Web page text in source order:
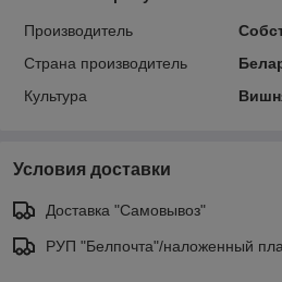
Производитель
Страна производитель
Культура
Условия доставки
Доставка "Самовывоз"
РУП "Белпочта"/наложенный